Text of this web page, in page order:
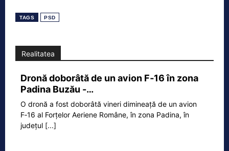
TAGS PSD
Realitatea
Dronă doborâtă de un avion F‑16 în zona
Padina Buzău -…
O dronă a fost doborâtă vineri dimineață de un avion
F‑16 al Forțelor Aeriene Române, în zona Padina, în
județul [...]